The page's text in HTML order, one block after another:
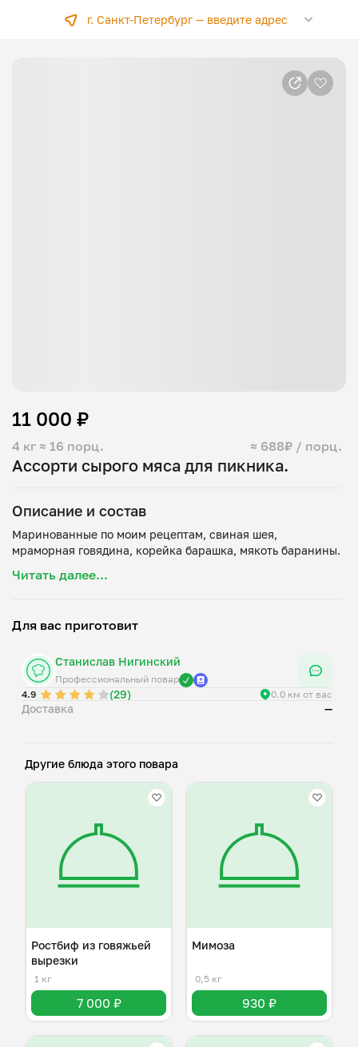
г. Санкт-Петербург —введите адрес
Ассорти сырого мяса для пикника.
4 кг ≈ 16 порц. ≈ 688₽ / порц.
11 000 ₽
Описание и состав
Маринованные по моим рецептам, свиная шея,
Читать далее...
Для вас приготовит
Станислав Нигинский
Профессиональный повар
4.9
(29) 0.0 км от вас
Доставка —
Другие блюда этого повара
Ростбиф из говяжьей
вырезки
1 кг
7 000 ₽
Мимоза
0,5 кг
930 ₽